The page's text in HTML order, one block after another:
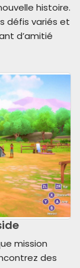
histoire.
défis variés et
d’amitié
mission
des